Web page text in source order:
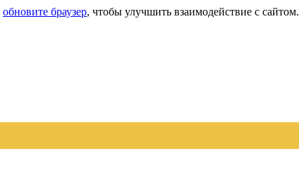
обновите браузер, чтобы улучшить взаимодействие с сайтом.